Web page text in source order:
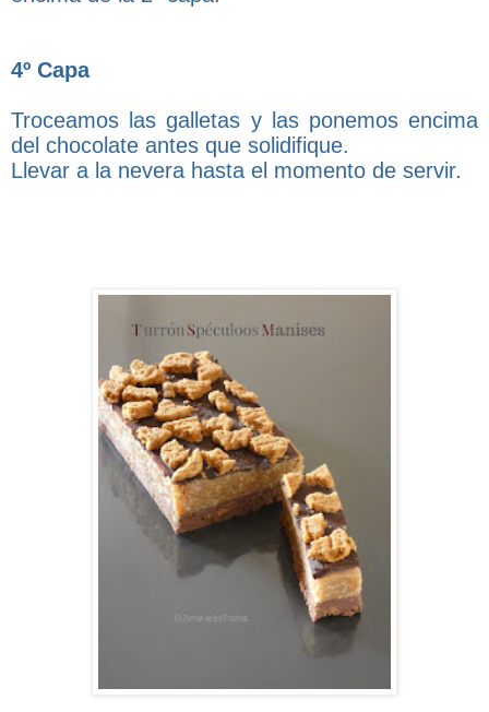
4º Capa
Troceamos las galletas y las ponemos encima
del chocolate antes que solidifique.
Llevar a la nevera hasta el momento de servir.